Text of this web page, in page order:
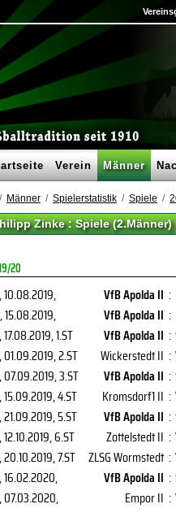
Verein Männer
Männer Spielerstatistik Spiele
Zinke : Spiele (2.Männer)
20
10.08.2019, VfB Apolda II :
15.08.2019, VfB Apolda II :
17.08.2019, 1.ST VfB Apolda II :
01.09.2019, 2.ST Wickerstedt II :
07.09.2019, 3.ST VfB Apolda II :
15.09.2019, 4.ST Kromsdorf1 II :
21.09.2019, 5.ST VfB Apolda II :
12.10.2019, 6.ST Zottelstedt II :
20.10.2019, 7.ST ZLSG Wormstedt :
16.02.2020, VfB Apolda II :
07.03.2020, Empor II :